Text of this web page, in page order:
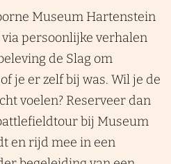
Museum Hartenstein
persoonlijke verhalen
de Slag om
je er zelf bij was. Wil je de
voelen? Reserveer dan
bij Museum
en rijd mee in een